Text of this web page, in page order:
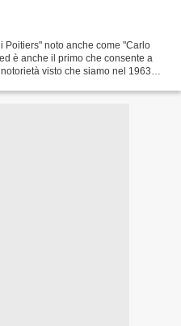
noto anche come "Carlo
è anche il primo che consente a
visto che siamo nel 1963